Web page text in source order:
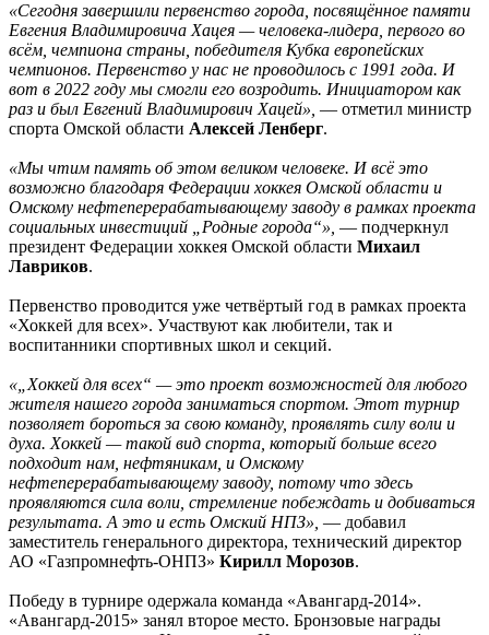
«Сегодня завершили первенство города, посвящённое памяти
Евгения Владимировича Хацея — человека-лидера, первого во
всём, чемпиона страны, победителя Кубка европейских
чемпионов. Первенство у нас не проводилось с 1991 года. И
вот в 2022 году мы смогли его возродить. Инициатором как
раз и был Евгений Владимирович Хацей», — отметил министр
спорта Омской области Алексей Ленберг.
«Мы чтим память об этом великом человеке. И всё это
возможно благодаря Федерации хоккея Омской области и
Омскому нефтеперерабатывающему заводу в рамках проекта
социальных инвестиций „Родные города“», — подчеркнул
президент Федерации хоккея Омской области Михаил
Лавриков.
Первенство проводится уже четвёртый год в рамках проекта
«Хоккей для всех». Участвуют как любители, так и
воспитанники спортивных школ и секций.
«„Хоккей для всех“ — это проект возможностей для любого
жителя нашего города заниматься спортом. Этот турнир
позволяет бороться за свою команду, проявлять силу воли и
духа. Хоккей — такой вид спорта, который больше всего
подходит нам, нефтяникам, и Омскому
нефтеперерабатывающему заводу, потому что здесь
проявляются сила воли, стремление побеждать и добиваться
результата. А это и есть Омский НПЗ», — добавил
заместитель генерального директора, технический директор
АО «Газпромнефть-ОНПЗ» Кирилл Морозов.
Победу в турнире одержала команда «Авангард-2014».
«Авангард-2015» занял второе место. Бронзовые награды